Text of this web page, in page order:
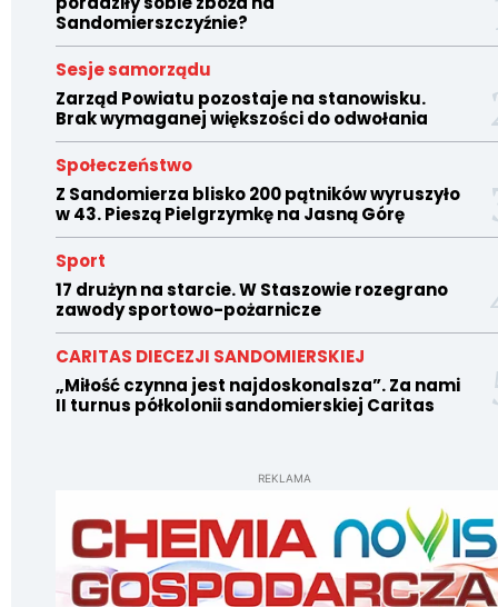
Sandomierszczyźnie?
Sesje samorządu
Zarząd Powiatu pozostaje na stanowisku.
Brak wymaganej większości do odwołania
Społeczeństwo
Z Sandomierza blisko 200 pątników wyruszyło
w 43. Pieszą Pielgrzymkę na Jasną Górę
Sport
17 drużyn na starcie. W Staszowie rozegrano
zawody sportowo-pożarnicze
CARITAS DIECEZJI SANDOMIERSKIEJ
„Miłość czynna jest najdoskonalsza”. Za nami
II turnus półkolonii sandomierskiej Caritas
REKLAMA